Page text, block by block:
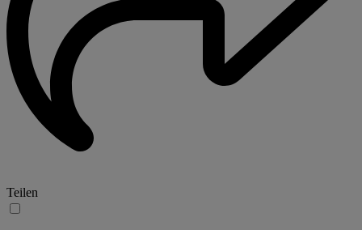
Teilen